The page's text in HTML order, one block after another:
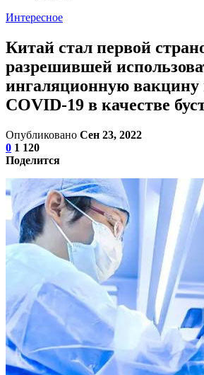
Интересное
Китай стал первой
разрешившей
ингаляционную вакцину
COVID-19 в качестве
Опубликовано Сен 23, 2022
0 1 120
Поделится